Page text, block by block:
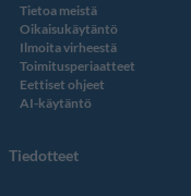
Tietoa meistä
Oikaisukäytäntö
Ilmoita virheestä
Toimitusperiaatteet
Eettiset ohjeet
AI-käytäntö
Tiedotteet